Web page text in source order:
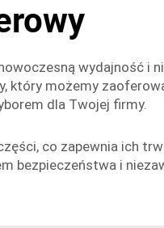
wydajność i
który możemy
dla Twojej firmy.
co zapewnia ich
bezpieczeństwa i